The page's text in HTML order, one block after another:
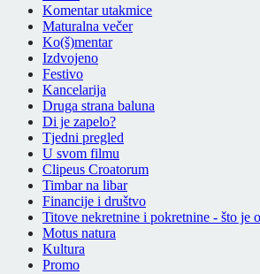
Komentar utakmice
Maturalna večer
Ko(š)mentar
Izdvojeno
Festivo
Kancelarija
Druga strana baluna
Di je zapelo?
Tjedni pregled
U svom filmu
Clipeus Croatorum
Timbar na libar
Financije i društvo
Titove nekretnine i pokretnine - što je
Motus natura
Kultura
Promo